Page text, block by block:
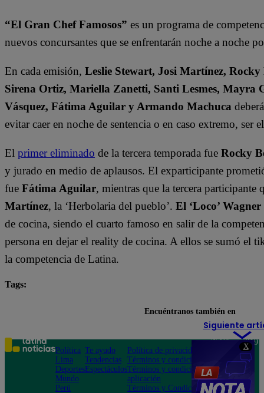
X
“El Gran Chef Famosos” es un programa de
nuevos concursantes que se enfrentarán noche a noche
En cada emisión, Leslie Stewart, Josi Martínez, Rocky
Sirena Ortiz, Mariella Zanetti, Santi Lesmes, Mayra
Vásquez, Fátima Aguilar y Armando Machuca
evitar caer en noche de sentencia o en caso extremo, ser
El primer eliminado de la tercera temporada fue Rocky
y jurado en medio de aplausos. El exparticipante
fue Fátima Aguilar, mientras que la tercera
Martínez, la ‘Herbolaria del pueblo’. El ‘Loco’ Wagner
de cocina, siendo el cuarto famoso en salir de la
persona en dejar el reality de cocina. A ellos se sumó el
la competencia de Latina.
Tags:
Siguiente
Encuéntranos también en
Política
Lima
Deportes
Mundo
Perú
Te ayudo
Tendencias
Espectáculos
Política de privacidad
Términos y condiciones
Términos y condiciones
aplicación
Términos y Condiciones
Teléfono: 219
Av. San
Felipe 968
Jesús María